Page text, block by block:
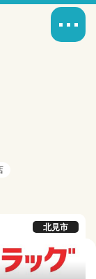
北見市